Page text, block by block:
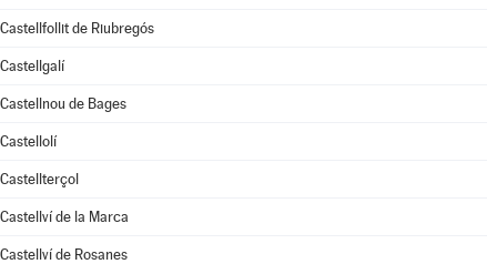
Castellfollit de Riubregós
Castellgalí
Castellnou de Bages
Castellolí
Castellterçol
Castellví de la Marca
Castellví de Rosanes